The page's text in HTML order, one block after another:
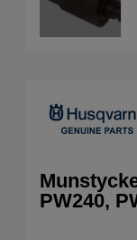
PW240,